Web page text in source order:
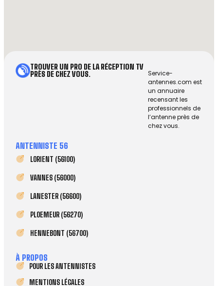
TROUVER UN PRO DE LA RÉCEPTION TV
PRÈS DE CHEZ VOUS.
Service-
antennes.com est
un annuaire
recensant les
professionnels de
l’antenne près de
chez vous.
ANTENNISTE 56
LORIENT (56100)
VANNES (56000)
LANESTER (56600)
PLOEMEUR (56270)
HENNEBONT (56700)
À PROPOS
POUR LES ANTENNISTES
MENTIONS LÉGALES